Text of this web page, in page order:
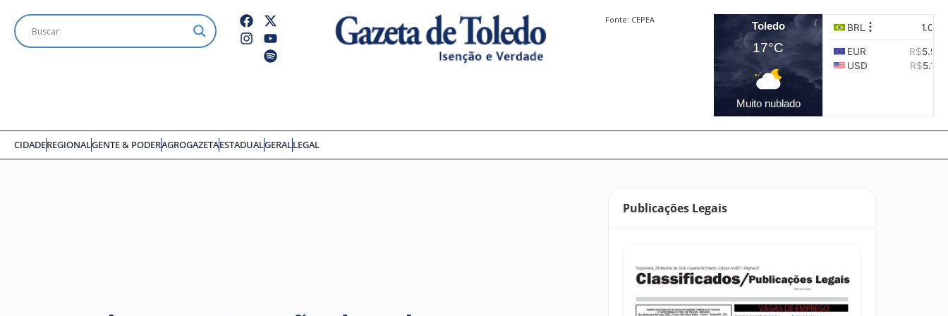
Fonte: CEPEA
Toledo
17°C
Muito nublado
CIDADEREGIONALGENTE & PODERAGROGAZETAESTADUALGERALLEGAL
Publicações Legais